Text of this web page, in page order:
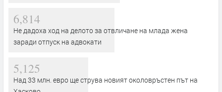
6,814
Не дадоха ход на делото за отвличане на млада жена
заради отпуск на адвокати
5,125
Над 33 млн. евро ще струва новият околовръстен път на